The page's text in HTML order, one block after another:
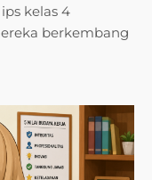
kelas 4
berkembang